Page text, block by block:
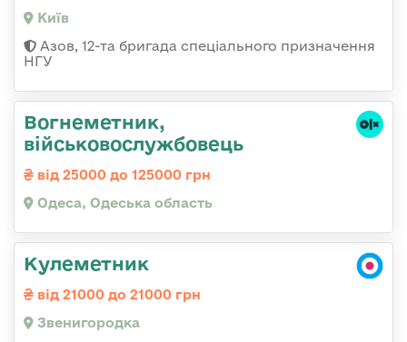
Київ
Азов, 12-та бригада спеціального призначення
НГУ
Вогнеметник,
військовослужбовець
від 25000 до 125000 грн
Одеса, Одеська область
Кулеметник
від 21000 до 21000 грн
Звенигородка